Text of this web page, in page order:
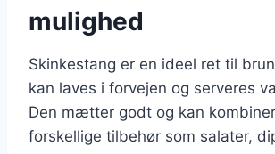
mulighed
Skinkestang er en ideel ret til
kan laves i forvejen og serveres
Den mætter godt og kan
forskellige tilbehør som salater,